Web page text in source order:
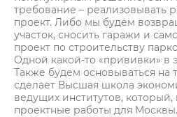
требование – реализовывать
проект. Либо мы будем
участок, сносить гаражи и
проект по строительству
Одной какой-то «прививки» в
Также будем основываться на
сделает Высшая школа
ведущих институтов, который,
проектные работы для Москвы.